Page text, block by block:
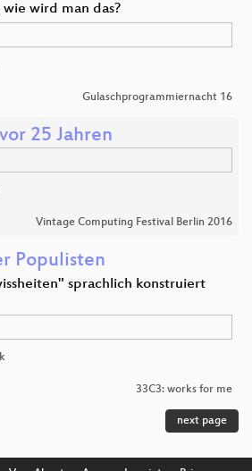
wird man das?
Gulaschprogrammiernacht 16
25 Jahren
Vintage Computing Festival Berlin 2016
Populisten
sprachlich konstruiert
33C3: works for me
next page